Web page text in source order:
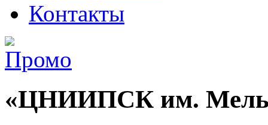
Контакты
«ЦНИИПСК им.